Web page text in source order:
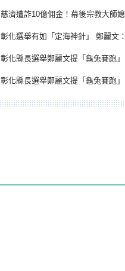
慈濟遭詐10億佣金！幕後宗教大師媳婦獲100萬交保...快步奔離不發一語
彰化選舉有如「定海神針」 鄭麗文：傾全黨之力讓彰化贏
彰化縣長選舉鄭麗文提「龜兔賽跑」 綠營、無黨籍忙否認是烏龜
彰化縣長選舉鄭麗文提「龜兔賽跑」 綠營、無黨籍忙否認是烏龜